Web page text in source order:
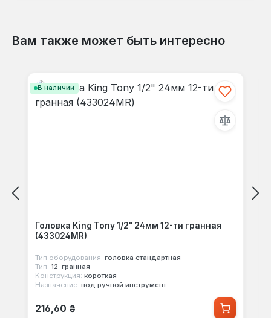
Вам также может быть интересно
В наличии
Головка King Tony 1/2" 24мм 12-ти гранная
(433024MR)
Тип оборудования: головка стандартная
Тип: 12-гранная
Конструкция: короткая
Назначение: под ручной инструмент
Обычная цена:
216,60 ₴